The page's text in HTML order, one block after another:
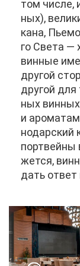
том чис­ле,
ных),
ка­на,
го Све­та —
вин­ные
дру­гой
дру­гой для
ных
и
но­дар­ский
порт­вей­ны
жет­ся,
дать